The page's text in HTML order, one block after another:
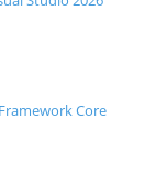
Core